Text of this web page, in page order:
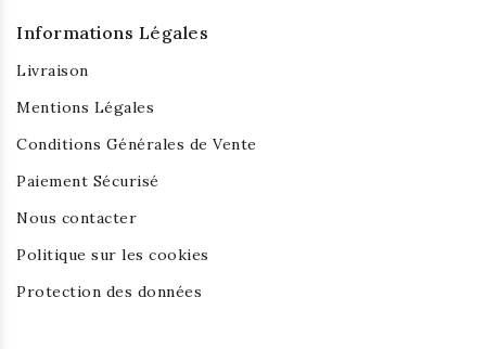
Informations Légales
Livraison
Mentions Légales
Conditions Générales de Vente
Paiement Sécurisé
Nous contacter
Politique sur les cookies
Protection des données